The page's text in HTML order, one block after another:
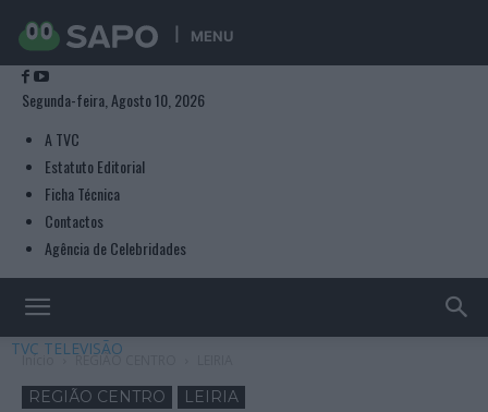
MENU
Segunda-feira, Agosto 10, 2026
A TVC
Estatuto Editorial
Ficha Técnica
Contactos
Agência de Celebridades
TVC TELEVISÃO
Início REGIÃO CENTRO
REGIÃO CENTRO LEIRIA